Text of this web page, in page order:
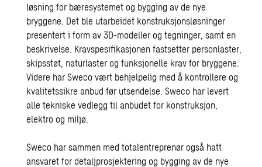
løsning for bæresystemet og bygging av de nye
bryggene. Det ble utarbeidet konstruksjonsløsninger
presentert i form av 3D-modeller og tegninger, samt en
beskrivelse. Kravspesifikasjonen fastsetter personlaster,
skipsstøt, naturlaster og funksjonelle krav for bryggene.
Videre har Sweco vært behjelpelig med å kontrollere og
kvalitetssikre anbud før utsendelse. Sweco har levert
alle tekniske vedlegg til anbudet for konstruksjon,
elektro og miljø.
Sweco har sammen med totalentreprenør også hatt
ansvaret for detaljprosjektering og bygging av de nye